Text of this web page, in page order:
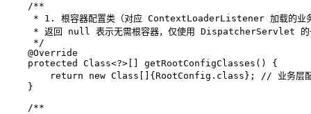
/**
* 1. 根容器配置类（对应 ContextLoaderListener 加载的业
* 返回 null 表示无需根容器，仅使用 DispatcherServlet 的
     */
@Override
protected
Class<?>[] getRootConfigClasses() {
return
new Class []{RootConfig.class}; // 业务层
    }
/**